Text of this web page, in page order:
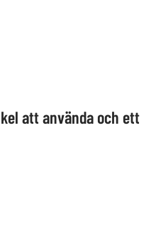
att använda och ett